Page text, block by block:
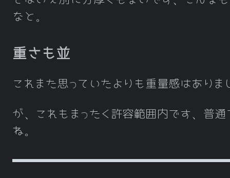
なと。
重さも並
これまた思っていたよりも重量感はありま
が、これもまったく許容範囲内です、普通
ね。